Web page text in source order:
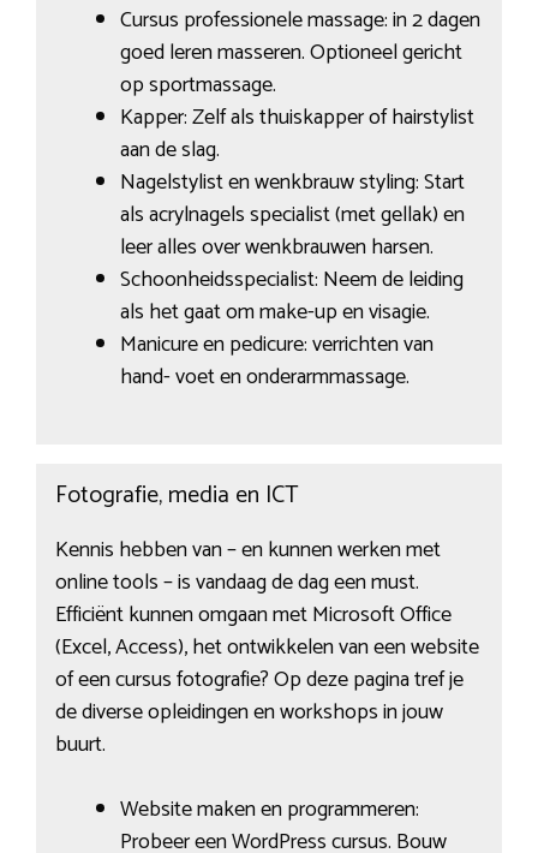
Cursus professionele massage: in 2 dagen
goed leren masseren. Optioneel gericht
op sportmassage.
Kapper: Zelf als thuiskapper of hairstylist
aan de slag.
Nagelstylist en wenkbrauw styling: Start
als acrylnagels specialist (met gellak) en
leer alles over wenkbrauwen harsen.
Schoonheidsspecialist: Neem de leiding
als het gaat om make-up en visagie.
Manicure en pedicure: verrichten van
hand- voet en onderarmmassage.
Fotografie, media en ICT
Kennis hebben van – en kunnen werken met
online tools – is vandaag de dag een must.
Efficiënt kunnen omgaan met Microsoft Office
(Excel, Access), het ontwikkelen van een website
of een cursus fotografie? Op deze pagina tref je
de diverse opleidingen en workshops in jouw
buurt.
Website maken en programmeren:
Probeer een WordPress cursus. Bouw